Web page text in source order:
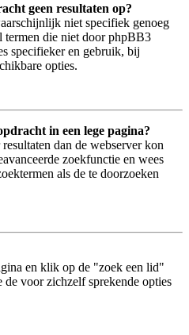
geen resultaten op?
niet specifiek genoeg
termen die niet door phpBB3
specifieker en gebruik, bij
opties.
in een lege pagina?
dan de webserver kon
zoekfunctie en wees
als de te doorzoeken
en klik op de "zoek een lid"
voor zichzelf sprekende opties